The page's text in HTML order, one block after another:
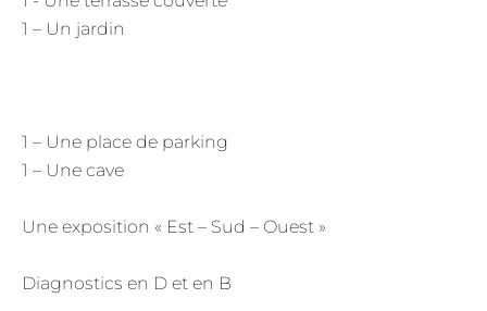
1 – Un jardin
1 – Une place de parking
1 – Une cave
Une exposition « Est – Sud – Ouest »
Diagnostics en D et en B